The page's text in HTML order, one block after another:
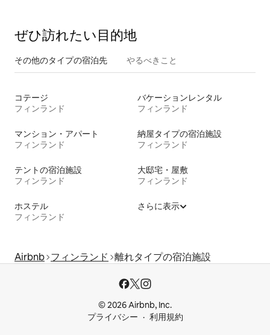
ぜひ訪⁠れ⁠た⁠い目⁠的⁠地
その他のタ⁠イ⁠プ⁠の宿⁠泊⁠先 やるべきこと
コテージ
フィンランド
バケーションレンタル
フィンランド
マンション・アパート
フィンランド
納屋タイプの宿泊施設
フィンランド
テントの宿泊施設
フィンランド
大邸宅・屋敷
フィンランド
ホステル
フィンランド
さらに表示
Airbnb フィンランド 離れタイプの宿泊施設
© 2026 Airbnb, Inc.
プライバシー
利用規約